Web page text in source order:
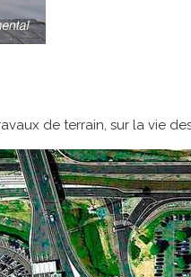
de terrain, sur la vie